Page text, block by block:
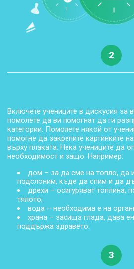
2
Включете учениците в дискусия за
помолете да ви помогнат да ги
категории. Помолете някой от
помогне да закрепите картинките
върху плаката. Нека учениците да
необходимост и защо. Например:
дом – за да сме на топло, да
подслоним, къде да спим и да
дрехи – осигуряват топлина,
тялото;
вода – необходима е на
храна – засища глада, дава
поддържа здравето.
3